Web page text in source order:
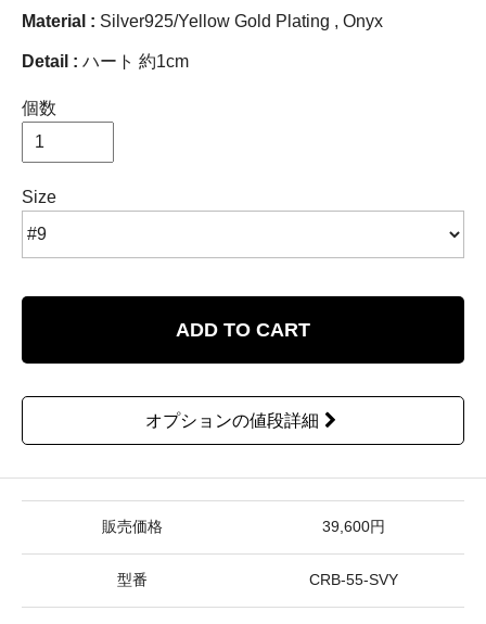
Material : Silver925/Yellow Gold Plating , Onyx
Detail : ハート 約1cm
個数
Size
ADD TO CART
オプションの値段詳細
販売価格 39,600円
型番 CRB-55-SVY